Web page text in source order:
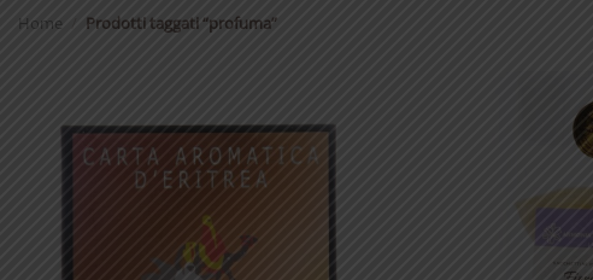
Home Prodotti taggati “profuma”